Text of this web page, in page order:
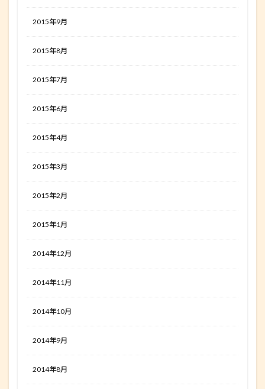
2015年9月
2015年8月
2015年7月
2015年6月
2015年4月
2015年3月
2015年2月
2015年1月
2014年12月
2014年11月
2014年10月
2014年9月
2014年8月